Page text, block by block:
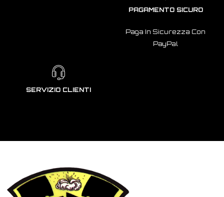
PAGAMENTO SICURO
Paga In Sicurezza Con
PayPal
SERVIZIO CLIENTI